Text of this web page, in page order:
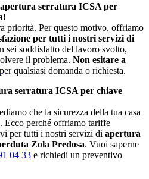
serratura ICSA per
priorità. Per questo motivo, offriamo
per tutti i nostri servizi di
sei soddisfatto del lavoro svolto,
il problema. Non esitare a
per qualsiasi domanda o richiesta.
serratura ICSA per chiave
che la sicurezza della tua casa
Ecco perché offriamo tariffe
per tutti i nostri servizi di apertura
Zola Predosa. Vuoi saperne
04 33 e richiedi un preventivo